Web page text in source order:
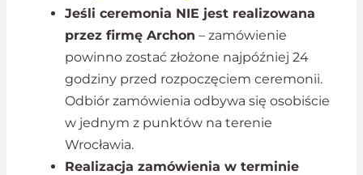
Jeśli ceremonia NIE jest realizowana
przez firmę Archon – zamówienie
powinno zostać złożone najpóźniej 24
godziny przed rozpoczęciem ceremonii.
Odbiór zamówienia odbywa się osobiście
w jednym z punktów na terenie
Wrocławia.
Realizacja zamówienia w terminie